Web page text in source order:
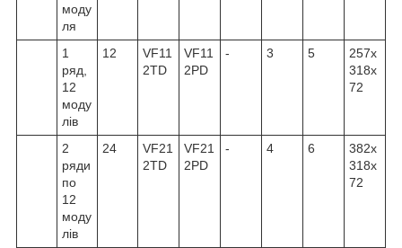
моду
ля
1
ряд,
12
моду
лів
12
VF11
2TD
VF11
2PD
- 3 5
257x
318x
72
2
ряди
по
12
моду
лів
24
VF21
2TD
VF21
2PD
- 4 6
382x
318x
72